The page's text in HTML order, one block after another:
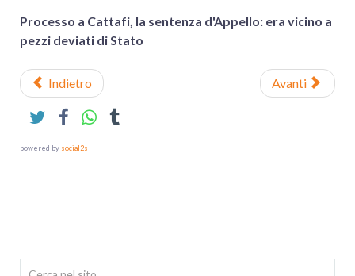
Processo a Cattafi, la sentenza d'Appello: era vicino a
pezzi deviati di Stato
Indietro Avanti
powered by social2s
Cerca...